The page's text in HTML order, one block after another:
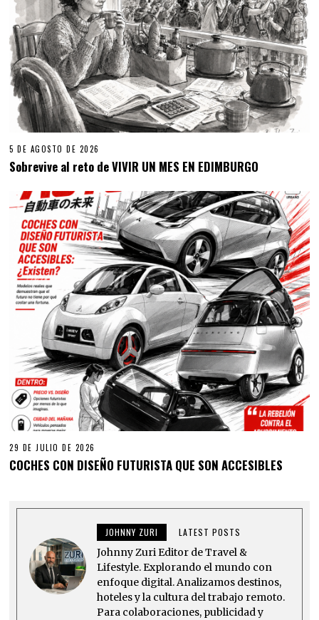
5 DE AGOSTO DE 2026
Sobrevive al reto de VIVIR UN MES EN EDIMBURGO
29 DE JULIO DE 2026
COCHES CON DISEÑO FUTURISTA QUE SON ACCESIBLES
JOHNNY ZURI LATEST POSTS
Johnny Zuri Editor de Travel &
Lifestyle. Explorando el mundo con
enfoque digital. Analizamos destinos,
hoteles y la cultura del trabajo remoto.
Para colaboraciones, publicidad y